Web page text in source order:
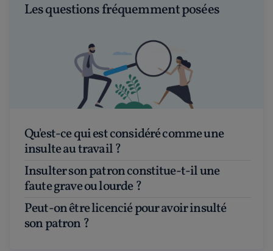
Les questions fréquemment posées
Qu'est-ce qui est considéré comme une
insulte au travail ?
Insulter son patron constitue-t-il une
faute grave ou lourde ?
Peut-on être licencié pour avoir insulté
son patron ?